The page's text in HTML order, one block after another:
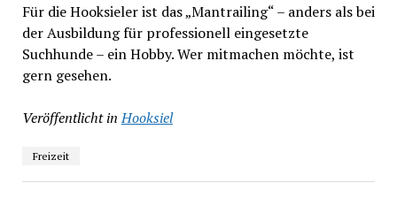
Für die Hooksieler ist das „Mantrailing“ – anders als bei
der Ausbildung für professionell eingesetzte
Suchhunde – ein Hobby. Wer mitmachen möchte, ist
gern gesehen.
Veröffentlicht in Hooksiel
Freizeit